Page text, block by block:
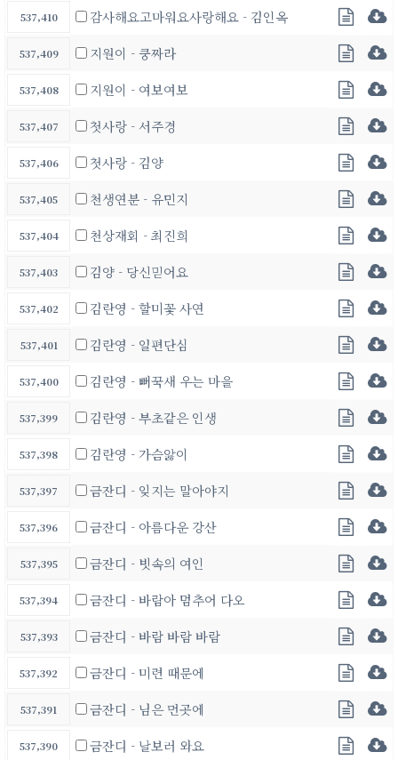
537,410 감사해요고마워요사랑해요 - 김인옥
537,409 지원이 - 쿵짜라
537,408 지원이 - 여보여보
537,407 첫사랑 - 서주경
537,406 첫사랑 - 김양
537,405 천생연분 - 유민지
537,404 천상재회 - 최진희
537,403 김양 - 당신믿어요
537,402 김란영 - 할미꽃 사연
537,401 김란영 - 일편단심
537,400 김란영 - 뻐꾹새 우는 마을
537,399 김란영 - 부초같은 인생
537,398 김란영 - 가슴앓이
537,397 금잔디 - 잊지는 말아야지
537,396 금잔디 - 아름다운 강산
537,395 금잔디 - 빗속의 여인
537,394 금잔디 - 바람아 멈추어 다오
537,393 금잔디 - 바람 바람 바람
537,392 금잔디 - 미련 때문에
537,391 금잔디 - 님은 먼곳에
537,390 금잔디 - 날보러 와요